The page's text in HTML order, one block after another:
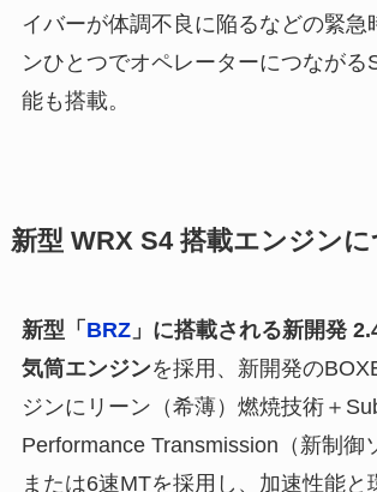
イバーが体調不良に陥るなどの緊急
ンひとつでオペレーターにつながる
能も搭載。
新型 WRX S4 搭載エンジン
新型「 BRZ」に搭載される新開発
気筒エンジンを採用、新開発の
ジンにリーン（希薄）燃焼技術＋
Performance Transmission（新制御
または6速MTを採用し、加速性能と